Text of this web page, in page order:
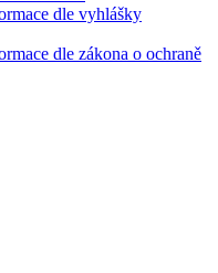
dle vyhlášky
dle zákona o ochraně